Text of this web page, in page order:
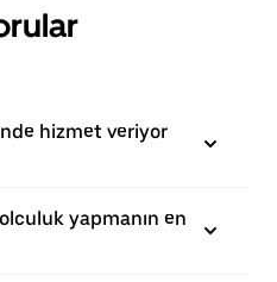
hizmet veriyor
yapmanın en